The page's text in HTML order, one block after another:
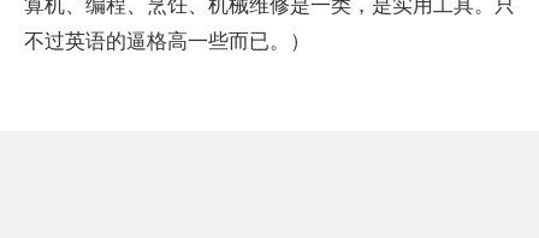
算机、编程、烹饪、机械维修是一类，是实用工具。只
不过英语的逼格高一些而已。）